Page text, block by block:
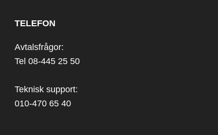
TELEFON
Avtalsfrågor:
Tel 08-445 25 50
Teknisk support:
010-470 65 40